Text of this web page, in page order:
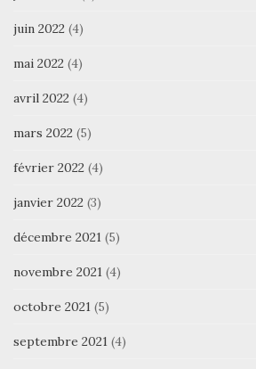
juin 2022 (4)
mai 2022 (4)
avril 2022 (4)
mars 2022 (5)
février 2022 (4)
janvier 2022 (3)
décembre 2021 (5)
novembre 2021 (4)
octobre 2021 (5)
septembre 2021 (4)